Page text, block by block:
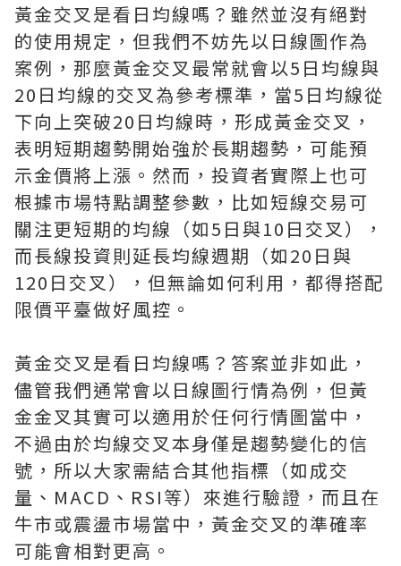
黃金交叉是看日均線嗎？雖然並沒有絕對
的使用規定，但我們不妨先以日線圖作為
案例，那麼黃金交叉最常就會以5日均線與
20日均線的交叉為參考標準，當5日均線從
下向上突破20日均線時，形成黃金交叉，
表明短期趨勢開始強於長期趨勢，可能預
示金價將上漲。然而，投資者實際上也可
根據市場特點調整參數，比如短線交易可
關注更短期的均線（如5日與10日交叉），
而長線投資則延長均線週期（如20日與
120日交叉），但無論如何利用，都得搭配
限價平臺做好風控。
黃金交叉是看日均線嗎？答案並非如此，
儘管我們通常會以日線圖行情為例，但黃
金金叉其實可以適用於任何行情圖當中，
不過由於均線交叉本身僅是趨勢變化的信
號，所以大家需結合其他指標（如成交
量、MACD、RSI等）來進行驗證，而且在
牛市或震盪市場當中，黃金交叉的準確率
可能會相對更高。